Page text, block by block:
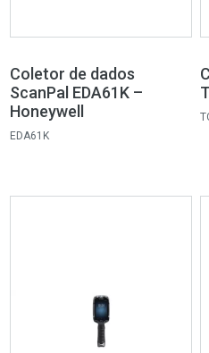
Coletor de dados
ScanPal EDA61K –
Honeywell
EDA61K